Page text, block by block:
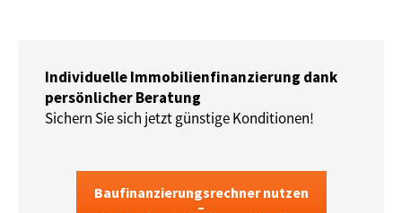
Individuelle Immobilienfinanzierung dank
persönlicher Beratung
Sichern Sie sich jetzt günstige Konditionen!
Baufinanzierungsrechner nutzen
–